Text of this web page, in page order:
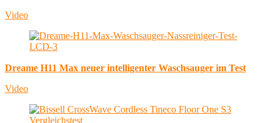
Video
Dreame H11 Max neuer intelligenter Waschsauger im Test
Video